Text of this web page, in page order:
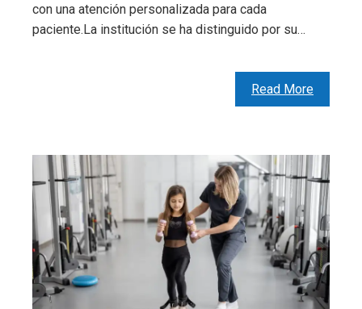
con una atención personalizada para cada
paciente.La institución se ha distinguido por su…
Read More